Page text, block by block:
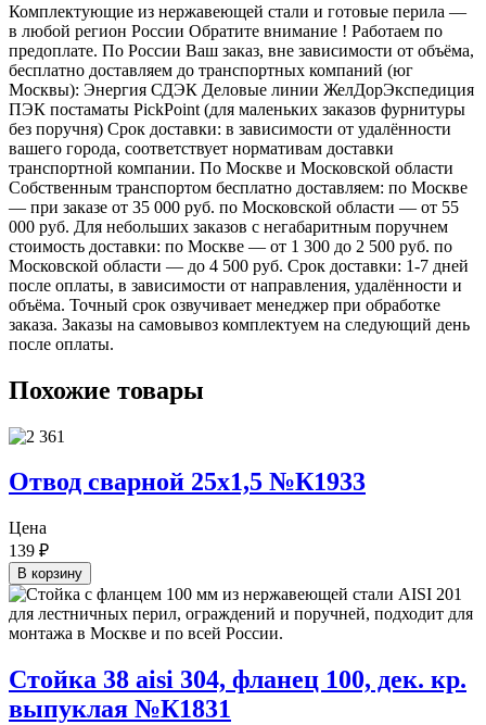
Комплектующие из нержавеющей стали и готовые перила —
в любой регион России Обратите внимание ! Работаем по
предоплате. По России Ваш заказ, вне зависимости от объёма,
бесплатно доставляем до транспортных компаний (юг
Москвы): Энергия СДЭК Деловые линии ЖелДорЭкспедиция
ПЭК постаматы PickPoint (для маленьких заказов фурнитуры
без поручня) Срок доставки: в зависимости от удалённости
вашего города, соответствует нормативам доставки
транспортной компании. По Москве и Московской области
Собственным транспортом бесплатно доставляем: по Москве
— при заказе от 35 000 руб. по Московской области — от 55
000 руб. Для небольших заказов с негабаритным поручнем
стоимость доставки: по Москве — от 1 300 до 2 500 руб. по
Московской области — до 4 500 руб. Срок доставки: 1-7 дней
после оплаты, в зависимости от направления, удалённости и
объёма. Точный срок озвучивает менеджер при обработке
заказа. Заказы на самовывоз комплектуем на следующий день
после оплаты.
Похожие товары
Отвод сварной 25х1,5 №К1933
Цена
139 ₽
В корзину
Стойка 38 aisi 304, фланец 100, дек. кр.
выпуклая №К1831